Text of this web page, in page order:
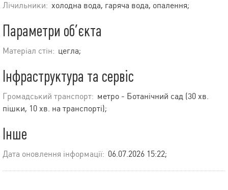
Лічильники: холодна вода, гаряча вода, опалення;
Параметри об’єкта
Матеріал стін: цегла;
Інфраструктура та сервіс
Громадський транспорт: метро - Ботанічний сад (30 хв.
пішки, 10 хв. на транспорті);
Інше
Дата оновлення інформації: 06.07.2026 15:22;